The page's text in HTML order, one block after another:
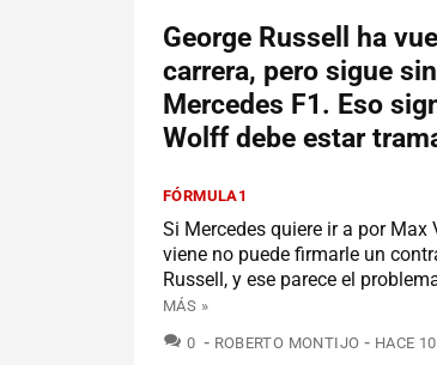
George Russell ha
carrera, pero sigue
Mercedes F1. Eso
Wolff debe estar
FÓRMULA1
Si Mercedes quiere ir a por Max
viene no puede firmarle un
Russell, y ese parece el
MÁS »
0 COMENTARIOS
ROBERTO MONTIJO HACE